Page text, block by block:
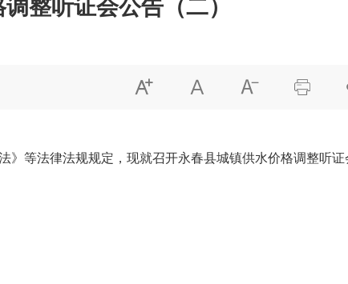
整听证会公告（二）
   
等法律法规规定，现就召开永春县城镇供水价格调整听证